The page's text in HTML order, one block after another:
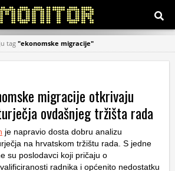
tag "ekonomske migracije"
migracije otkrivaju
ovdašnjeg tržišta rada
je napravio dosta dobru analizu
na hrvatskom tržištu rada. S jedne
su poslodavci koji pričaju o
radnika i općenito nedostatku